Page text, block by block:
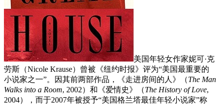
美国年轻女作家妮可·克
劳斯（Nicole Krause）曾被《纽约时报》评为“美国最重要的
小说家之一”。因其前两部作品，《走进房间的人》（The Man
Walks into a Room, 2002）和《爱情史》（The History of Love,
2004），而于2007年被授予“美国格兰塔最佳年轻小说家”称